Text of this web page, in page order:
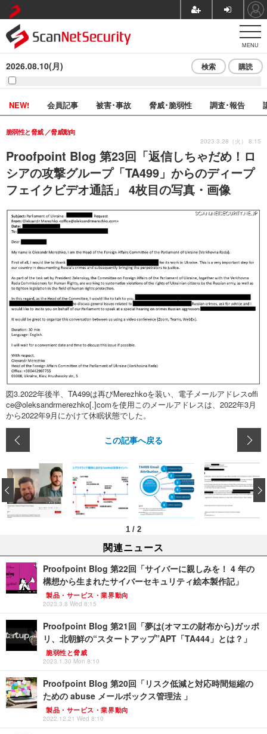
MENU
2026.08.10(月) 検索 購読
NEW! 会員記事 被害･事故 脅威･脆弱性 調査･報告
Proofpoint Blog 第23回「返信しちゃだめ！ロ
シアの攻撃グループ「TA499」からのディープ
フェイクビデオ通話」 4枚目の写真・画像
脆弱性と脅威 脅威動向
2023.3.28（火） 8:15
図3.2022年後半、TA499は再びMerezhkoを装い、電子メールアドレスoffi
ce@oleksandrmerezhko[.]comを使用このメールアドレスは、2022年3月
から2022年9月にかけて休眠状態でした。
この記事へ戻る
1 / 2
‹
関連ニュース
Proofpoint Blog 第22回「サイバーに親しみを！ 4 年の
構想から生まれたサイバーセキュリティ絵本製作記」
製品・サービス・業界動向
2023.3.8 Wed 8:15
Proofpoint Blog 第21回「夢は(オマエの財布から)ガッポ
リ、北朝鮮の“スタートアップ”APT「TA444」とは？」
脆弱性と脅威
2023.1.30 Mon 8:10
Proofpoint Blog 第20回「リスク低減と対応時間短縮の
ための abuse メールボックス管理法 」
製品・サービス・業界動向
2022.12.21 Wed 8:10